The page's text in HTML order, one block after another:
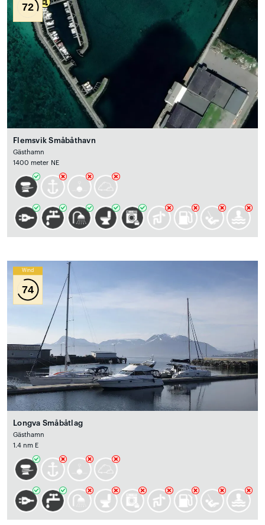
72
Flemsvik Småbåthavn
Gästhamn
1400 meter NE
Wind
74
Longva Småbåtlag
Gästhamn
1.4 nm E